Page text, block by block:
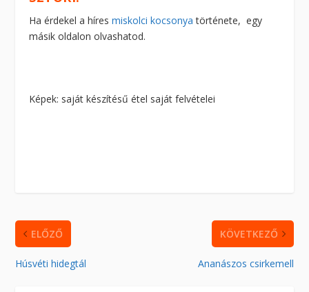
Ha érdekel a híresmiskolci kocsonya története, egy
másik oldalon olvashatod.
Képek: saját készítésű étel saját felvételei
ELŐZŐ
Húsvéti hidegtál
KÖVETKEZŐ
Ananászos csirkemell